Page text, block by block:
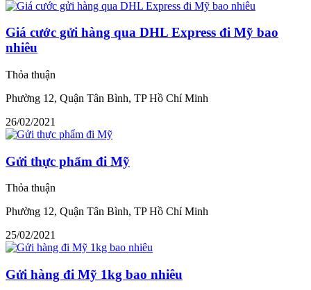
Giá cước gửi hàng qua DHL Express đi Mỹ bao
nhiêu
Thỏa thuận
Phường 12, Quận Tân Bình, TP Hồ Chí Minh
26/02/2021
Gửi thực phẩm đi Mỹ
Thỏa thuận
Phường 12, Quận Tân Bình, TP Hồ Chí Minh
25/02/2021
Gửi hàng đi Mỹ 1kg bao nhiêu